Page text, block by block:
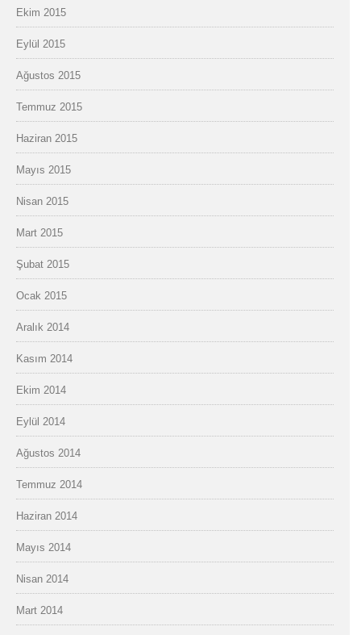
Ekim 2015
Eylül 2015
Ağustos 2015
Temmuz 2015
Haziran 2015
Mayıs 2015
Nisan 2015
Mart 2015
Şubat 2015
Ocak 2015
Aralık 2014
Kasım 2014
Ekim 2014
Eylül 2014
Ağustos 2014
Temmuz 2014
Haziran 2014
Mayıs 2014
Nisan 2014
Mart 2014